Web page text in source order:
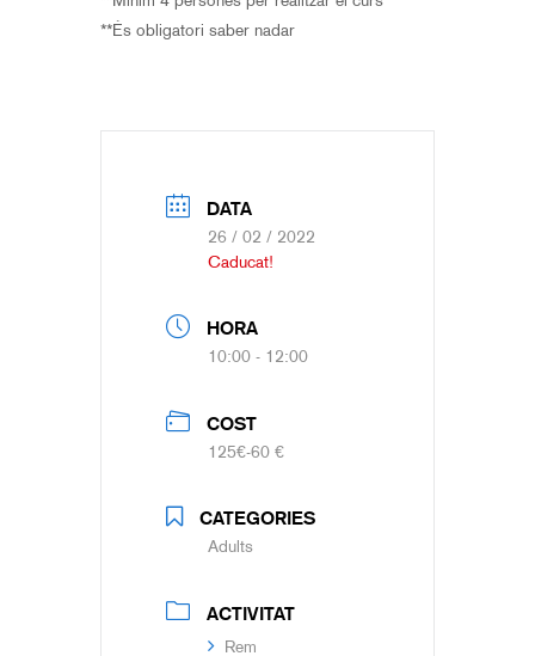
**És obligatori saber nadar
DATA
26 / 02 / 2022
Caducat!
HORA
10:00 - 12:00
COST
125€-60 €
CATEGORIES
Adults
ACTIVITAT
Rem